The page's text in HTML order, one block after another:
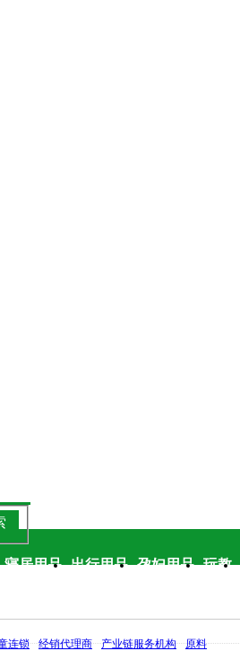
寝居用品 出行用品 孕妇用品 玩教
连锁 经销代理商 产业链服务机构
原料